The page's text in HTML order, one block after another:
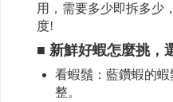
用，需要多少即拆多少
度!
■ 新鮮好蝦怎麼挑，
看蝦鬚：藍鑽蝦的
整。